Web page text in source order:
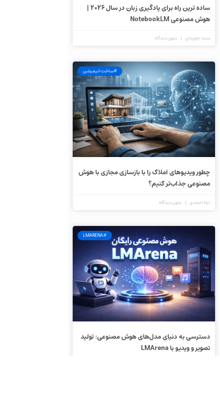
ساده ترین راه برای یادگیری زبان در سال ۲۰۲۶ |
هوش مصنوعی NotebookLM
سینا جاویدان بدون دیدگاه
#ساخت انیمیشن
چطور ویدیوهای املاک را با بازسازی مجازی با هوش
مصنوعی جذاب‌تر کنیم؟
لیلا احمدی بدون دیدگاه
#LMARENA
دسترسی به دنیای مدل‌های هوش مصنوعی: تولید
تصویر و ویدیو با LMArena